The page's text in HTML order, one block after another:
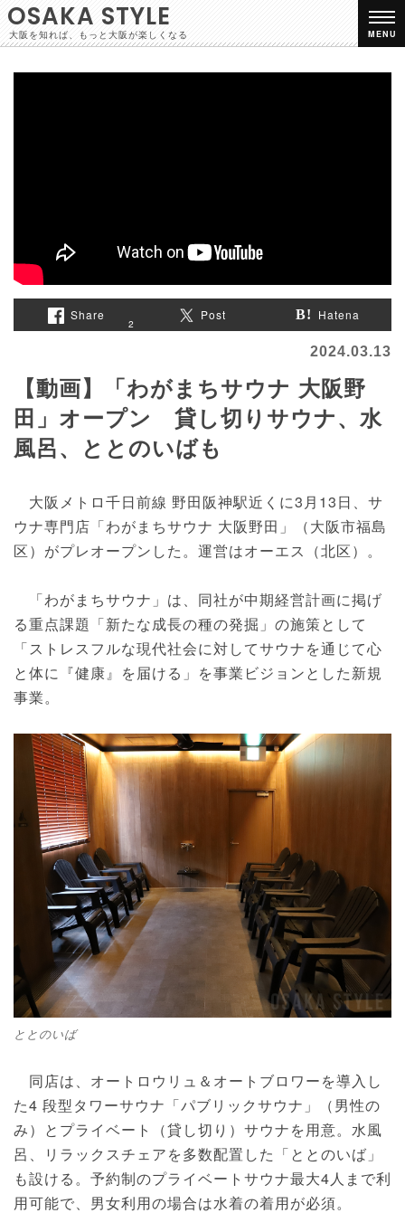
OSAKA STYLE
大阪を知れば、もっと大阪が楽しくなる MENU
Share
2
Post Hatena
2024.03.13
【動画】「わがまちサウナ 大阪野
田」オープン 貸し切りサウナ、水
風呂、ととのいばも
大阪メトロ千日前線 野田阪神駅近くに3月13日、サ
ウナ専門店「わがまちサウナ 大阪野田」（大阪市福島
区）がプレオープンした。運営はオーエス（北区）。
「わがまちサウナ」は、同社が中期経営計画に掲げ
る重点課題「新たな成長の種の発掘」の施策として
「ストレスフルな現代社会に対してサウナを通じて心
と体に『健康』を届ける」を事業ビジョンとした新規
事業。
ととのいば
同店は、オートロウリュ＆オートブロワーを導入し
た4 段型タワーサウナ「パブリックサウナ」（男性の
み）とプライベート（貸し切り）サウナを用意。水風
呂、リラックスチェアを多数配置した「ととのいば」
も設ける。予約制のプライベートサウナ最大4人まで利
用可能で、男女利用の場合は水着の着用が必須。